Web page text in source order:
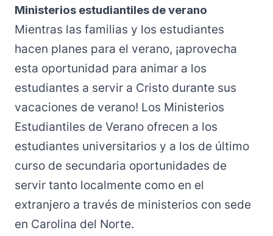
Ministerios estudiantiles de verano
Mientras las familias y los estudiantes
hacen planes para el verano, ¡aprovecha
esta oportunidad para animar a los
estudiantes a servir a Cristo durante sus
vacaciones de verano! Los Ministerios
Estudiantiles de Verano ofrecen a los
estudiantes universitarios y a los de último
curso de secundaria oportunidades de
servir tanto localmente como en el
extranjero a través de ministerios con sede
en Carolina del Norte.